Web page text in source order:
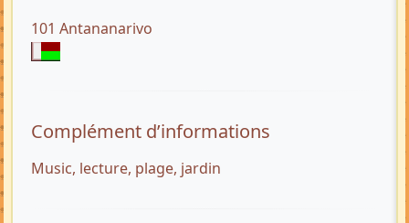
101 Antananarivo
Complément d’informations
Music, lecture, plage, jardin